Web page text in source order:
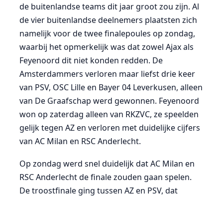
de buitenlandse teams dit jaar groot zou zijn. Al
de vier buitenlandse deelnemers plaatsten zich
namelijk voor de twee finalepoules op zondag,
waarbij het opmerkelijk was dat zowel Ajax als
Feyenoord dit niet konden redden. De
Amsterdammers verloren maar liefst drie keer
van PSV, OSC Lille en Bayer 04 Leverkusen, alleen
van De Graafschap werd gewonnen. Feyenoord
won op zaterdag alleen van RKZVC, ze speelden
gelijk tegen AZ en verloren met duidelijke cijfers
van AC Milan en RSC Anderlecht.
Op zondag werd snel duidelijk dat AC Milan en
RSC Anderlecht de finale zouden gaan spelen.
De troostfinale ging tussen AZ en PSV, dat